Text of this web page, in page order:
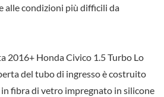
alle condizioni più difficili da
2016+ Honda Civico 1.5 Turbo Lo
del tubo di ingresso è costruito
fibra di vetro impregnato in silicone